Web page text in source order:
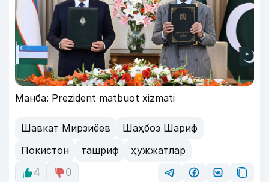
Манба: Prezident matbuot xizmati
Шавкат Мирзиёев
Шаҳбоз Шариф
Покистон
ташриф
ҳужжатлар
4
0